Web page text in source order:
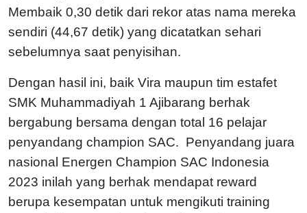
Membaik 0,30 detik dari rekor atas nama mereka
sendiri (44,67 detik) yang dicatatkan sehari
sebelumnya saat penyisihan.
Dengan hasil ini, baik Vira maupun tim estafet
SMK Muhammadiyah 1 Ajibarang berhak
bergabung bersama dengan total 16 pelajar
penyandang champion SAC. Penyandang juara
nasional Energen Champion SAC Indonesia
2023 inilah yang berhak mendapat reward
berupa kesempatan untuk mengikuti training